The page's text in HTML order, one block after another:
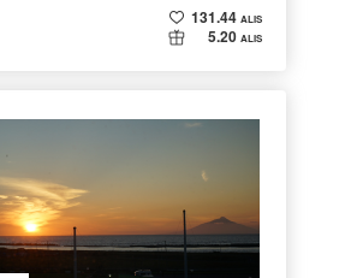
131.44 ALIS
5.20 ALIS